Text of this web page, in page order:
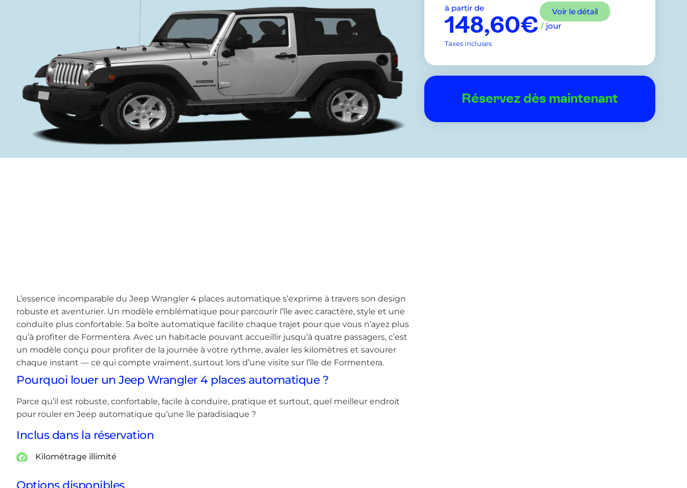
L’essence incomparable du Jeep Wrangler 4 places automatique s’exprime à travers son design
robuste et aventurier. Un modèle emblématique pour parcourir l’île avec caractère, style et une
conduite plus confortable. Sa boîte automatique facilite chaque trajet pour que vous n’ayez plus
qu’à profiter de Formentera. Avec un habitacle pouvant accueillir jusqu’à quatre passagers, c’est
un modèle conçu pour profiter de la journée à votre rythme, avaler les kilomètres et savourer
chaque instant — ce qui compte vraiment, surtout lors d’une visite sur l’île de Formentera.
Pourquoi louer un Jeep Wrangler 4 places automatique ?
Parce qu’il est robuste, confortable, facile à conduire, pratique et surtout, quel meilleur endroit
pour rouler en Jeep automatique qu’une île paradisiaque ?
Inclus dans la réservation
Kilométrage illimité
à partir de
148,60€ / jour
Taxes incluses
Voir le détail
Réservez dès maintenant